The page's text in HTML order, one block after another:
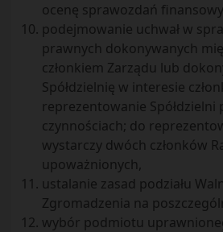
ocenę sprawozdań
podejmowanie uchwał w
prawnych dokonywanych
członkiem Zarządu lub
Spółdzielnię w interesie
reprezentowanie Spółdzielni
czynnościach; do
wystarczy dwóch członków
upoważnionych,
ustalanie zasad podziału
Zgromadzenia na
wybór podmiotu